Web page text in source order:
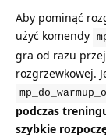
Aby pominąć
użyć komendy
gra od razu
rozgrzewkowej.
podczas
szybkie